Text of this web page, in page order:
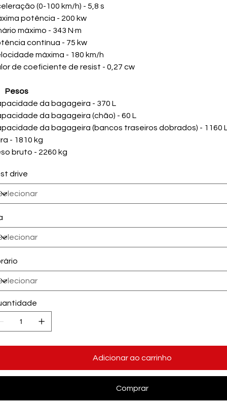
(0-100 km/h) - 5,8 s
potência - 200 kw
máximo - 343 N·m
contínua - 75 kw
máxima - 180 km/h
de coeficiente de resist - 0,27 cw
Pesos
da bagageira - 370 L
da bagageira (chão) - 60 L
da bagageira (bancos traseiros dobrados) - 1160
- 1810 kg
bruto - 2260 kg
drive
Adicionar ao carrinho
Comprar